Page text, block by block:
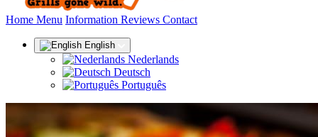
Home (current)
Menu Information Reviews Contact
English
Nederlands
Deutsch
Português